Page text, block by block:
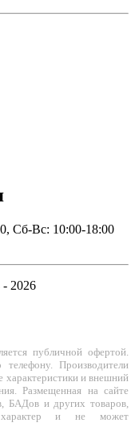
Сб-Вс: 10:00-18:00
2026
публичной офертой.
Производители
характеристики и внешний
Размещенная на сайте
БАДов и других товаров,
характер и не может